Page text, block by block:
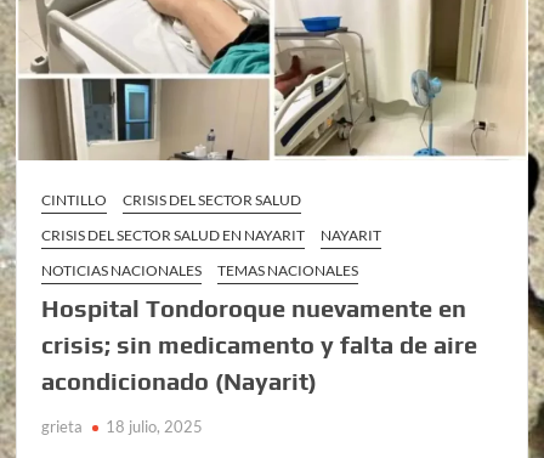
CINTILLO
CRISIS DEL SECTOR SALUD
CRISIS DEL SECTOR SALUD EN NAYARIT
NAYARIT
NOTICIAS NACIONALES
TEMAS NACIONALES
Hospital Tondoroque nuevamente en
crisis; sin medicamento y falta de aire
acondicionado (Nayarit)
grieta 18 julio, 2025